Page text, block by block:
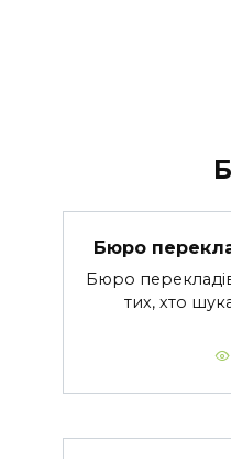
Бюро
Бюро
тих, хто